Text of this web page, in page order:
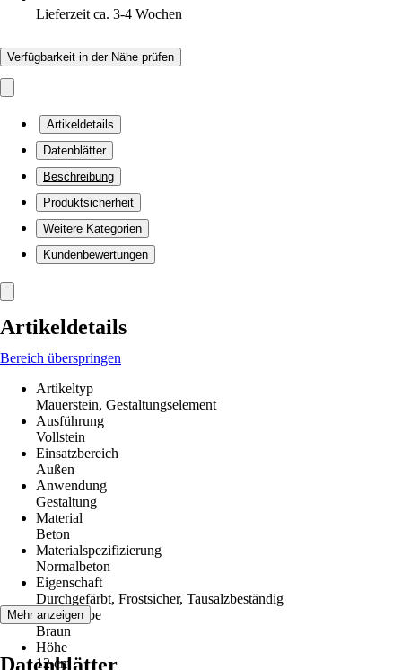
Lieferzeit ca. 3-4 Wochen
Verfügbarkeit in der Nähe prüfen
Artikeldetails
Datenblätter
Beschreibung
Produktsicherheit
Weitere Kategorien
Kundenbewertungen
Artikeldetails
Bereich überspringen
Artikeltyp
Mauerstein, Gestaltungselement
Ausführung
Vollstein
Einsatzbereich
Außen
Anwendung
Gestaltung
Material
Beton
Materialspezifizierung
Normalbeton
Eigenschaft
Durchgefärbt, Frostsicher, Tausalzbeständig
Grundfarbe
Braun
Höhe
12 cm
Mehr anzeigen
Datenblätter